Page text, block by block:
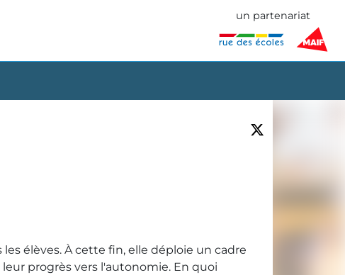
un partenariat
élèves. À cette fin, elle déploie un cadre
progrès vers l'autonomie. En quoi